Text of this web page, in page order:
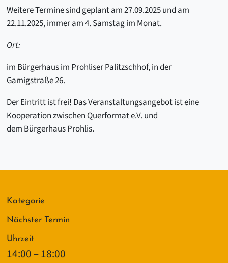
Weitere Termine sind geplant am 27.09.2025 und am
22.11.2025, immer am 4. Samstag im Monat.
Ort:
im Bürgerhaus im Prohliser Palitzschhof, in der
Gamigstraße 26.
Der Eintritt ist frei! Das Veranstaltungsangebot ist eine
Kooperation zwischen Querformat e.V. und
dem Bürgerhaus Prohlis.
Kategorie
Nächster Termin
Uhrzeit
14:00 – 18:00